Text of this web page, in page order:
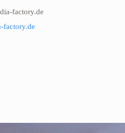
factory.de
factory.de